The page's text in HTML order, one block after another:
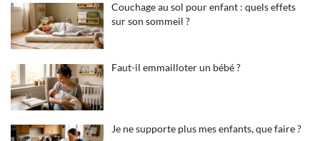
Couchage au sol pour enfant : quels effets
sur son sommeil ?
Faut-il emmailloter un bébé ?
Je ne supporte plus mes enfants, que faire ?